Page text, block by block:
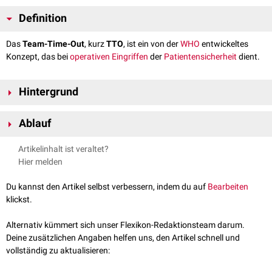
Definition
DasTeam-Time-Out, kurzTTO, ist ein von derWHO entwickeltes
Konzept, das beioperativen Eingriffen der Patientensicherheitdient.
Hintergrund
Lives". Das Hauptziel war die Verbesserung der
Krankenhaus adaptiert werden kann. Durch die Einführung der
Checkliste konnte eine signifikante
Letalitäterreicht werden.
Ablauf
Die Checkliste ist in drei Hauptgruppen unterteilt:
Sign in (vor der
Sign out (vor Verlassen des OP)
Das Sign-In findet vor der Einleitung, imOP-Saalstatt. In dieser Phase
werden alle relevanten Fragen von der Checkliste vorgelesen und jeweils
verbal bestätigt.
Artikelinhalt ist veraltet?
Hier melden
Du kannst den Artikel selbst verbessern, indem du auf Bearbeiten
klickst.
Alternativ kümmert sich unser Flexikon-Redaktionsteam darum.
Deine zusätzlichen Angaben helfen uns, den Artikel schnell und
vollständig zu aktualisieren: